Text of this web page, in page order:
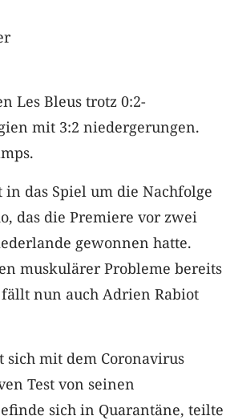
Les Bleus trotz 0:2-
mit 3:2 niedergerungen.
das Spiel um die Nachfolge
das die Premiere vor zwei
gewonnen hatte.
muskulärer Probleme bereits
nun auch Adrien Rabiot
mit dem Coronavirus
Test von seinen
sich in Quarantäne, teilte